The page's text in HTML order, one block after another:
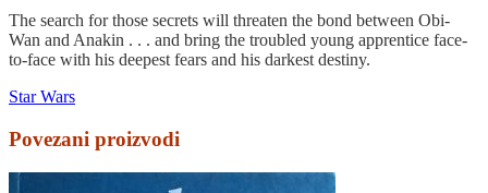
The search for those secrets will threaten the bond between Obi-
Wan and Anakin . . . and bring the troubled young apprentice face-
to-face with his deepest fears and his darkest destiny.
Star Wars
Povezani proizvodi